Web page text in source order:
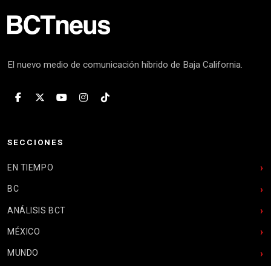
El nuevo medio de comunicación híbrido de Baja California.
SECCIONES
EN TIEMPO
BC
ANÁLISIS BCT
MÉXICO
MUNDO